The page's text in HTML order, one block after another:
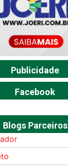
Publicidade
Facebook
Blogs Parceiros